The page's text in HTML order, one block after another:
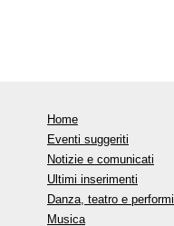
Home
Eventi suggeriti
Notizie e comunicati
Ultimi inserimenti
Danza, teatro e
Musica